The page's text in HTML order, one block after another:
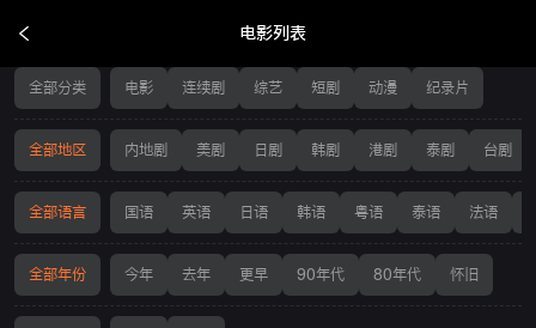
电影列表
电影列表
全部分类 电影 连续剧 综艺 短剧 动漫 纪录片
全部地区 内地剧 美剧 日剧 韩剧 港剧 泰剧 台剧
全部语言 国语 英语 日语 韩语 粤语 泰语 法语
全部年份 今年 去年 更早 90年代 80年代 怀旧